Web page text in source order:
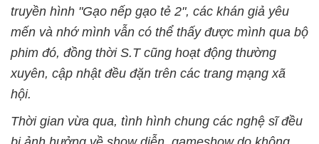
truyền hình "Gạo nếp gạo tẻ 2", các khán giả yêu
mến và nhớ mình vẫn có thể thấy được mình qua bộ
phim đó, đồng thời S.T cũng hoạt động thường
xuyên, cập nhật đều đặn trên các trang mạng xã
hội.
Thời gian vừa qua, tình hình chung các nghệ sĩ đều